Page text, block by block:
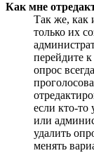
Как мне
Так же, как
только их
перейдите
опрос
если кто-то
или
удалить
менять